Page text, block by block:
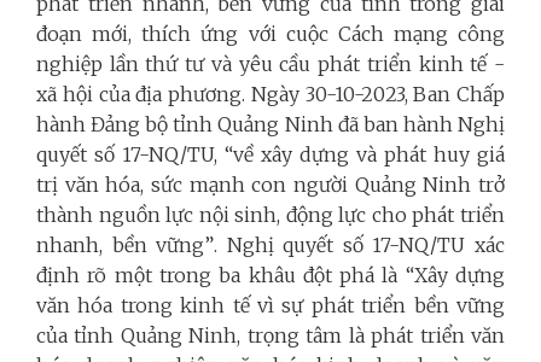
đoạn mới, thích ứng với cuộc Cách mạng công
nghiệp lần thứ tư và yêu cầu phát triển kinh tế -
xã hội của địa phương. Ngày 30-10-2023, Ban Chấp
hành Đảng bộ tỉnh Quảng Ninh đã ban hành Nghị
quyết số 17-NQ/TU, “về xây dựng và phát huy giá
trị văn hóa, sức mạnh con người Quảng Ninh trở
thành nguồn lực nội sinh, động lực cho phát triển
nhanh, bền vững”. Nghị quyết số 17-NQ/TU xác
định rõ một trong ba khâu đột phá là “Xây dựng
văn hóa trong kinh tế vì sự phát triển bền vững
của tỉnh Quảng Ninh, trọng tâm là phát triển văn